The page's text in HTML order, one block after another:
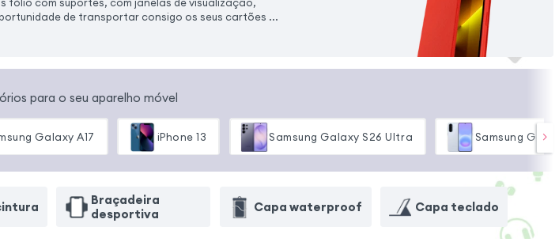
fólio com suportes, com janelas de visualização,
de transportar consigo os seus cartões ...
para o seu aparelho móvel
Galaxy A17 iPhone 13 Samsung Galaxy S26 Ultra Samsung
Braçadeira
desportiva
Capa waterproof Capa teclado